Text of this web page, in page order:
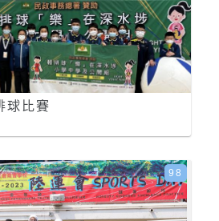
球比賽
98